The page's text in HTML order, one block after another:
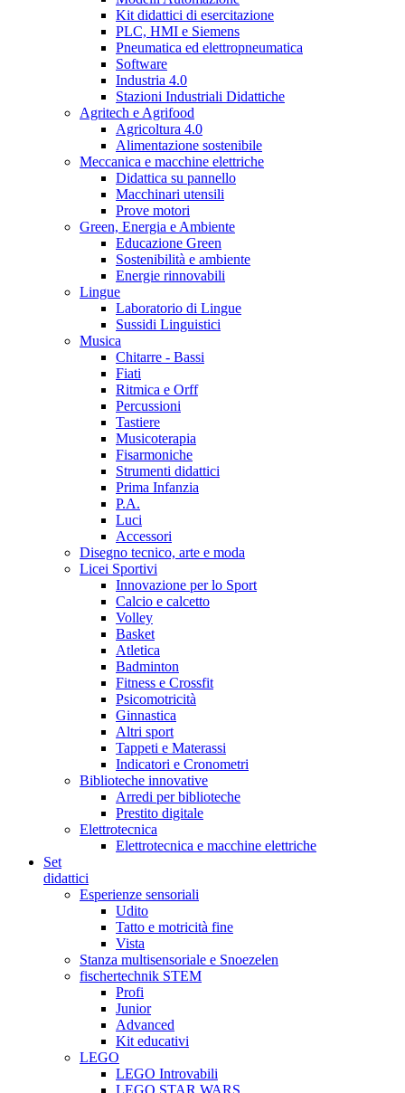
Kit didattici di esercitazione
PLC, HMI e Siemens
Pneumatica ed elettropneumatica
Software
Industria 4.0
Stazioni Industriali Didattiche
Agritech e Agrifood
Agricoltura 4.0
Alimentazione sostenibile
Meccanica e macchine elettriche
Didattica su pannello
Macchinari utensili
Prove motori
Green, Energia e Ambiente
Educazione Green
Sostenibilità e ambiente
Energie rinnovabili
Lingue
Laboratorio di Lingue
Sussidi Linguistici
Musica
Chitarre - Bassi
Fiati
Ritmica e Orff
Percussioni
Tastiere
Musicoterapia
Fisarmoniche
Strumenti didattici
Prima Infanzia
P.A.
Luci
Accessori
Disegno tecnico, arte e moda
Licei Sportivi
Innovazione per lo Sport
Calcio e calcetto
Volley
Basket
Atletica
Badminton
Fitness e Crossfit
Psicomotricità
Ginnastica
Altri sport
Tappeti e Materassi
Indicatori e Cronometri
Biblioteche innovative
Arredi per biblioteche
Prestito digitale
Elettrotecnica
Elettrotecnica e macchine elettriche
Set
didattici
Esperienze sensoriali
Udito
Tatto e motricità fine
Vista
Stanza multisensoriale e Snoezelen
fischertechnik STEM
Profi
Junior
Advanced
Kit educativi
LEGO
LEGO Introvabili
LEGO STAR WARS